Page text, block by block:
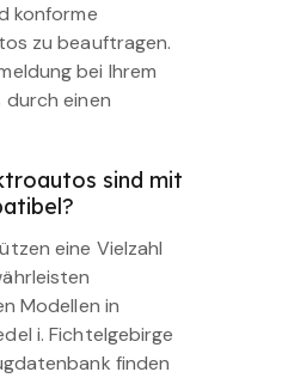
konforme
zu beauftragen.
bei Ihrem
einen
sind mit
eine Vielzahl
Modellen in
i. Fichtelgebirge
finden